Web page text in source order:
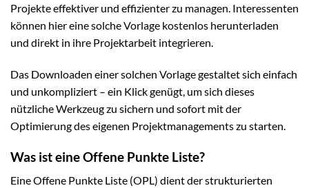
Projekte effektiver und effizienter zu managen. Interessenten
können hier eine solche Vorlage kostenlos herunterladen
und direkt in ihre Projektarbeit integrieren.
Das Downloaden einer solchen Vorlage gestaltet sich einfach
und unkompliziert – ein Klick genügt, um sich dieses
nützliche Werkzeug zu sichern und sofort mit der
Optimierung des eigenen Projektmanagements zu starten.
Was ist eine Offene Punkte Liste?
Eine Offene Punkte Liste (OPL) dient der strukturierten